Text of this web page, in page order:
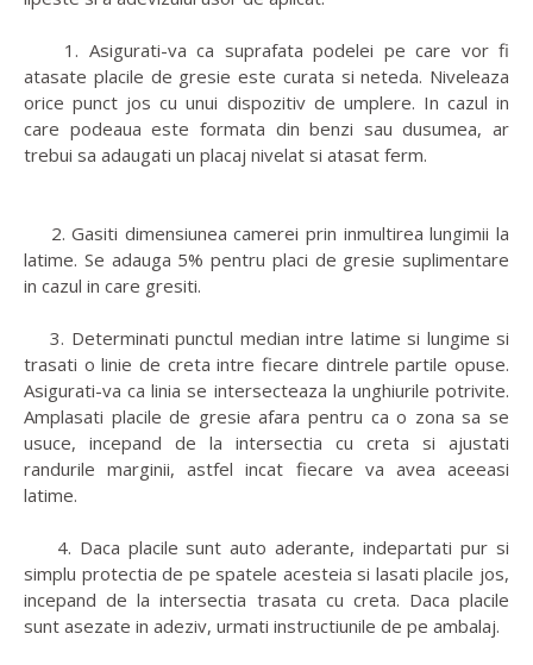
1. Asigurati-va ca suprafata podelei pe care vor fi
atasate placile de gresie este curata si neteda. Niveleaza
orice punct jos cu unui dispozitiv de umplere. In cazul in
care podeaua este formata din benzi sau dusumea, ar
trebui sa adaugati un placaj nivelat si atasat ferm.
2. Gasiti dimensiunea camerei prin inmultirea lungimii la
latime. Se adauga 5% pentru placi de gresie suplimentare
in cazul in care gresiti.
3. Determinati punctul median intre latime si lungime si
trasati o linie de creta intre fiecare dintrele partile opuse.
Asigurati-va ca linia se intersecteaza la unghiurile potrivite.
Amplasati placile de gresie afara pentru ca o zona sa se
usuce, incepand de la intersectia cu creta si ajustati
randurile marginii, astfel incat fiecare va avea aceeasi
latime.
4. Daca placile sunt auto aderante, indepartati pur si
simplu protectia de pe spatele acesteia si lasati placile jos,
incepand de la intersectia trasata cu creta. Daca placile
sunt asezate in adeziv, urmati instructiunile de pe ambalaj.